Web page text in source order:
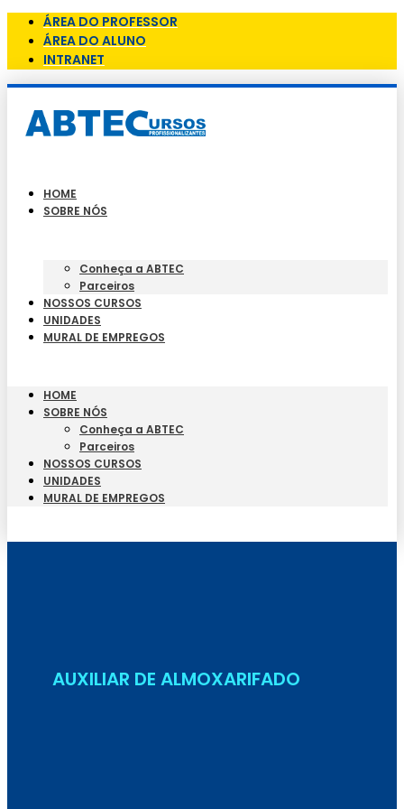
ÁREA DO PROFESSOR
ÁREA DO ALUNO
INTRANET
HOME
SOBRE NÓS
Conheça a ABTEC
Parceiros
NOSSOS CURSOS
UNIDADES
MURAL DE EMPREGOS
HOME
SOBRE NÓS
Conheça a ABTEC
Parceiros
NOSSOS CURSOS
UNIDADES
MURAL DE EMPREGOS
AUXILIAR DE ALMOXARIFADO